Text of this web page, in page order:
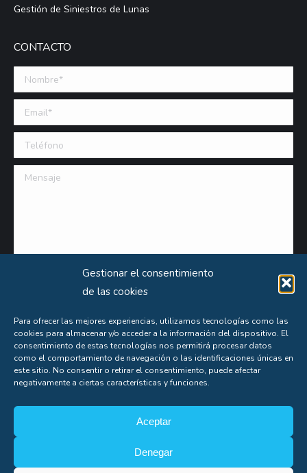
Gestionar el consentimiento
de las cookies
Para ofrecer las mejores experiencias, utilizamos tecnologías como las
cookies para almacenar y/o acceder a la información del dispositivo. El
consentimiento de estas tecnologías nos permitirá procesar datos
como el comportamiento de navegación o las identificaciones únicas en
este sitio. No consentir o retirar el consentimiento, puede afectar
negativamente a ciertas características y funciones.
Aceptar
Denegar
Gestión de Siniestros de Lunas
CONTACTO
Nombre *
Email (requerido)
Teléfono
Mensaje
Puede obtener información extensa sobre el uso que le damos a sus datos personales
consultando nuestraPolítica de Privacidad.
Aceptas nuestrapolítica de privacidad